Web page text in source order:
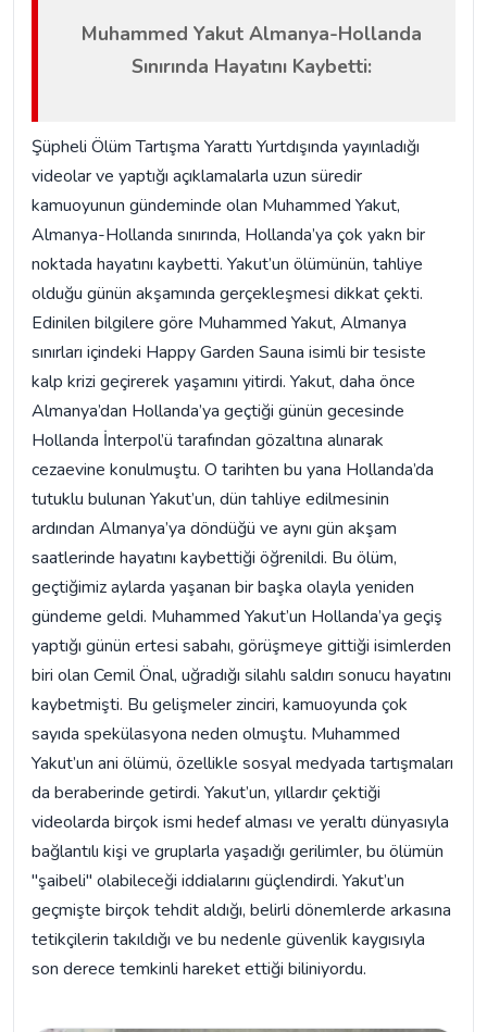
Muhammed Yakut Almanya-Hollanda
Sınırında Hayatını Kaybetti:
Şüpheli Ölüm Tartışma Yarattı Yurtdışında yayınladığı
videolar ve yaptığı açıklamalarla uzun süredir
kamuoyunun gündeminde olan Muhammed Yakut,
Almanya-Hollanda sınırında, Hollanda’ya çok yakn bir
noktada hayatını kaybetti. Yakut’un ölümünün, tahliye
olduğu günün akşamında gerçekleşmesi dikkat çekti.
Edinilen bilgilere göre Muhammed Yakut, Almanya
sınırları içindeki Happy Garden Sauna isimli bir tesiste
kalp krizi geçirerek yaşamını yitirdi. Yakut, daha önce
Almanya’dan Hollanda’ya geçtiği günün gecesinde
Hollanda İnterpol’ü tarafından gözaltına alınarak
cezaevine konulmuştu. O tarihten bu yana Hollanda’da
tutuklu bulunan Yakut’un, dün tahliye edilmesinin
ardından Almanya’ya döndüğü ve aynı gün akşam
saatlerinde hayatını kaybettiği öğrenildi. Bu ölüm,
geçtiğimiz aylarda yaşanan bir başka olayla yeniden
gündeme geldi. Muhammed Yakut’un Hollanda’ya geçiş
yaptığı günün ertesi sabahı, görüşmeye gittiği isimlerden
biri olan Cemil Önal, uğradığı silahlı saldırı sonucu hayatını
kaybetmişti. Bu gelişmeler zinciri, kamuoyunda çok
sayıda spekülasyona neden olmuştu. Muhammed
Yakut’un ani ölümü, özellikle sosyal medyada tartışmaları
da beraberinde getirdi. Yakut’un, yıllardır çektiği
videolarda birçok ismi hedef alması ve yeraltı dünyasıyla
bağlantılı kişi ve gruplarla yaşadığı gerilimler, bu ölümün
"şaibeli" olabileceği iddialarını güçlendirdi. Yakut’un
geçmişte birçok tehdit aldığı, belirli dönemlerde arkasına
tetikçilerin takıldığı ve bu nedenle güvenlik kaygısıyla
son derece temkinli hareket ettiği biliniyordu.